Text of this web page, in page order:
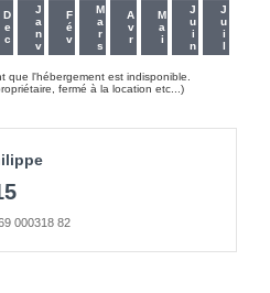
Dec Janv Fév Mars Avr Mai Juin Juil
que l'hébergement est indisponible.
fermé à la location etc...)
000318 82